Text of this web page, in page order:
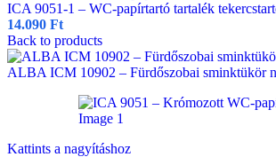
ICA 9051-1 – WC-papírtartó tartalék
14.090 Ft
Back to products
ALBA ICM 10902 – Fürdőszobai sminktükör
Kattints a nagyításhoz